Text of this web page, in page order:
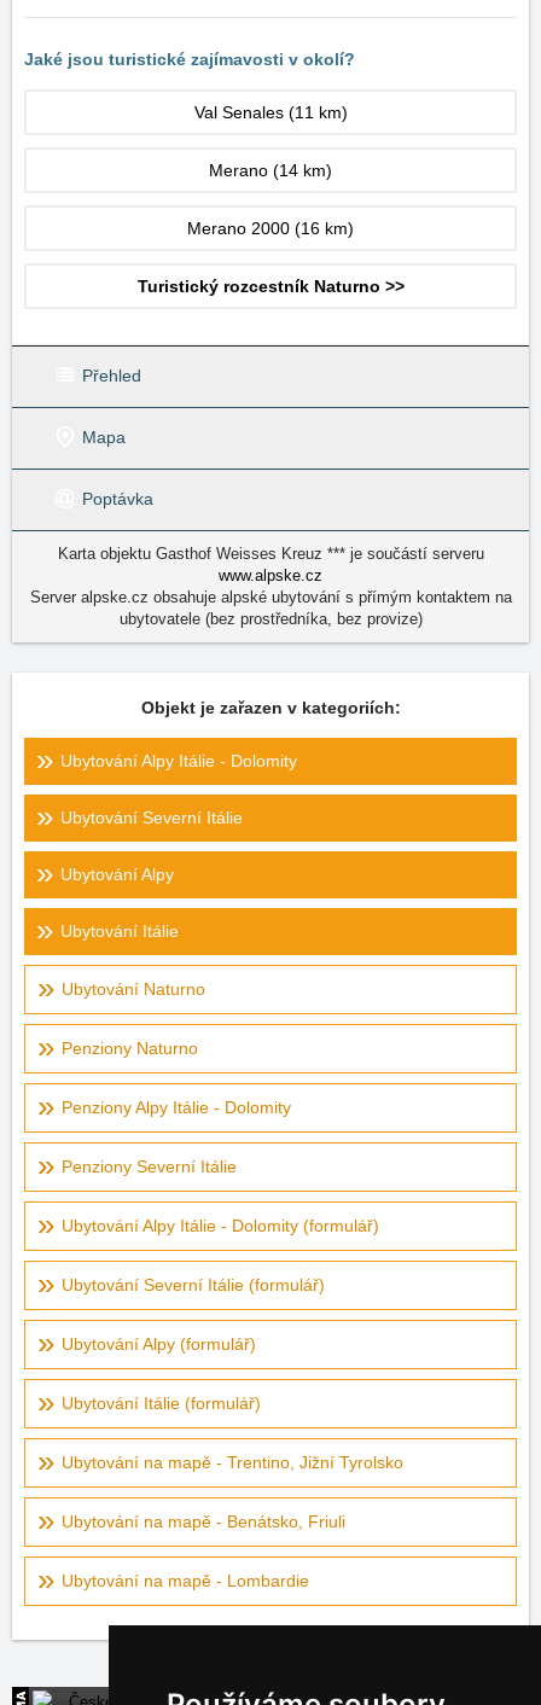
Jaké jsou turistické zajímavosti v okolí?
Val Senales (11 km)
Merano (14 km)
Merano 2000 (16 km)
Turistický rozcestník Naturno >>
Přehled
Mapa
Poptávka
Karta objektu Gasthof Weisses Kreuz *** je součástí serveru
www.alpske.cz
Server alpske.cz obsahuje alpské ubytování s přímým kontaktem na
ubytovatele (bez prostředníka, bez provize)
Objekt je zařazen v kategoriích:
Ubytování Alpy Itálie - Dolomity
Ubytování Severní Itálie
Ubytování Alpy
Ubytování Itálie
Ubytování Naturno
Penziony Naturno
Penziony Alpy Itálie - Dolomity
Penziony Severní Itálie
Ubytování Alpy Itálie - Dolomity (formulář)
Ubytování Severní Itálie (formulář)
Ubytování Alpy (formulář)
Ubytování Itálie (formulář)
Ubytování na mapě - Trentino, Jižní Tyrolsko
Ubytování na mapě - Benátsko, Friuli
Ubytování na mapě - Lombardie